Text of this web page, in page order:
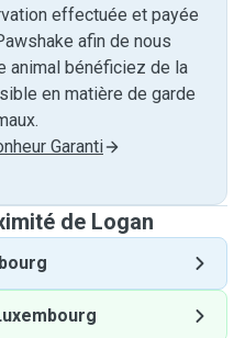
effectuée et payée
afin de nous
animal bénéficiez de la
en matière de garde
Garanti
de Logan